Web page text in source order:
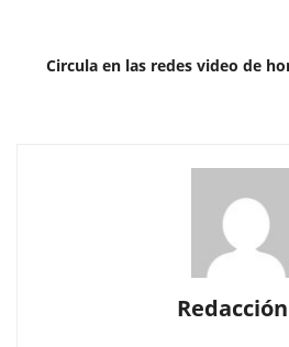
Circula en las redes video de